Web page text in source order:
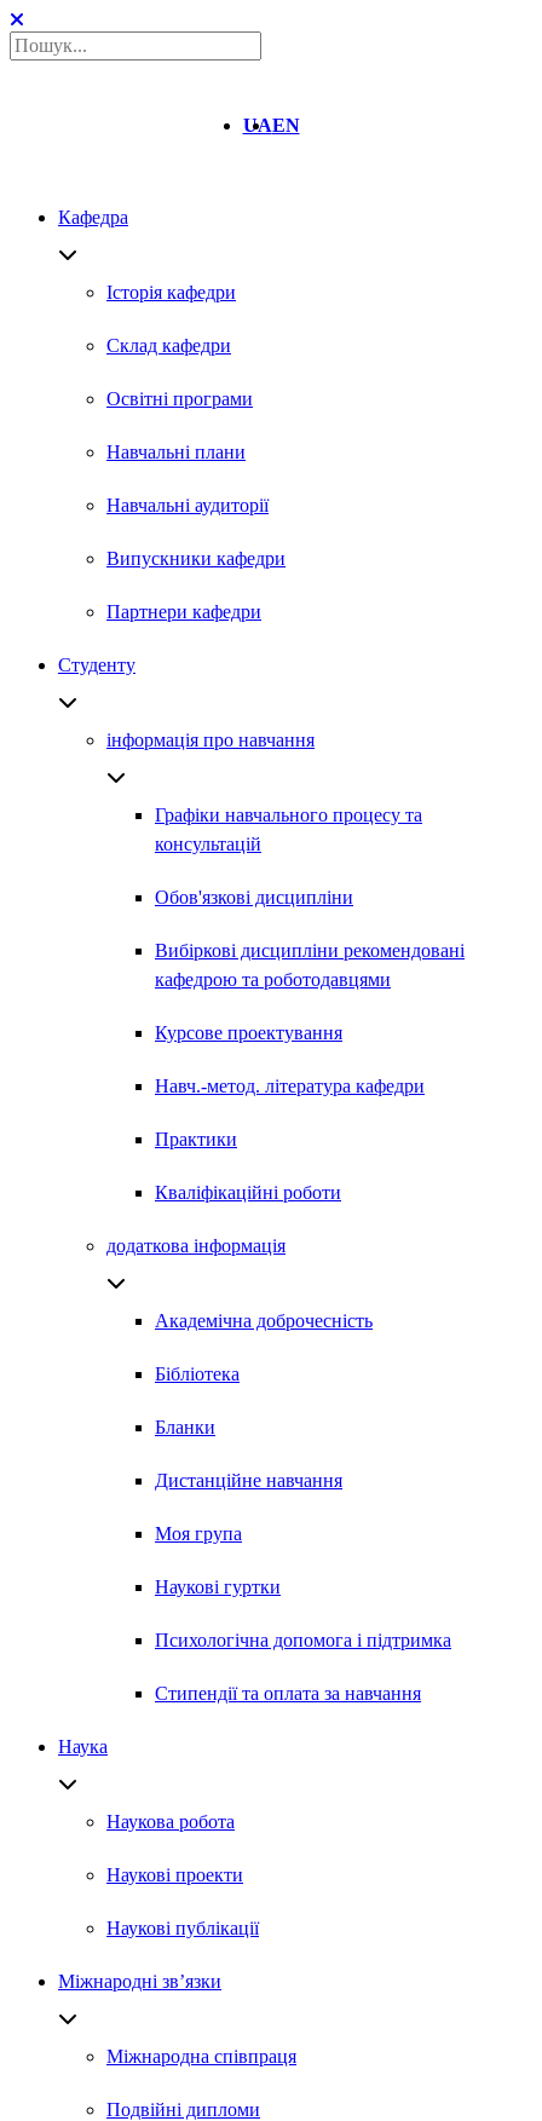
UAEN
Кафедра
Історія кафедри
Склад кафедри
Освітні програми
Навчальні плани
Навчальні аудиторії
Випускники кафедри
Партнери кафедри
Студенту
інформація про навчання
Графіки навчального процесу та
консультацій
Обов'язкові дисципліни
Вибіркові дисципліни рекомендовані
кафедрою та роботодавцями
Курсове проектування
Навч.-метод. література кафедри
Практики
Кваліфікаційні роботи
додаткова інформація
Академічна доброчесність
Бібліотека
Бланки
Дистанційне навчання
Моя група
Наукові гуртки
Психологічна допомога і підтримка
Стипендії та оплата за навчання
Наука
Наукова робота
Наукові проекти
Наукові публікації
Міжнародні зв’язки
Міжнародна співпраця
Подвійні дипломи